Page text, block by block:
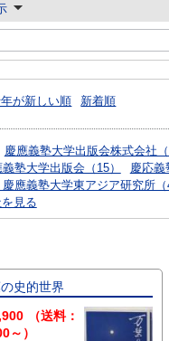
が新しい順 新着順
慶應義塾大学出版会株式会社（
塾大学出版会（15）
慶応義
應義塾大学東アジア研究所（4
見る
史的世界
（送料：
～）